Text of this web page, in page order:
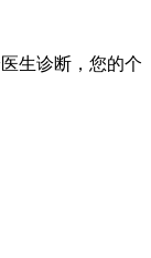
生诊断，您的个